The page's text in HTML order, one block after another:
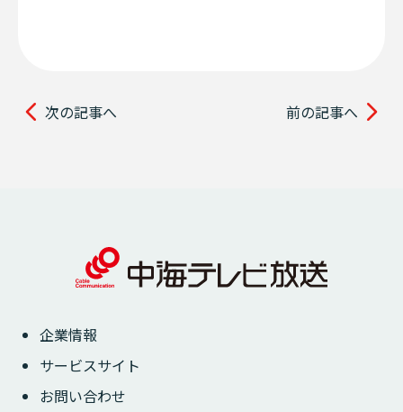
次の記事へ 前の記事へ
企業情報
サービスサイト
お問い合わせ